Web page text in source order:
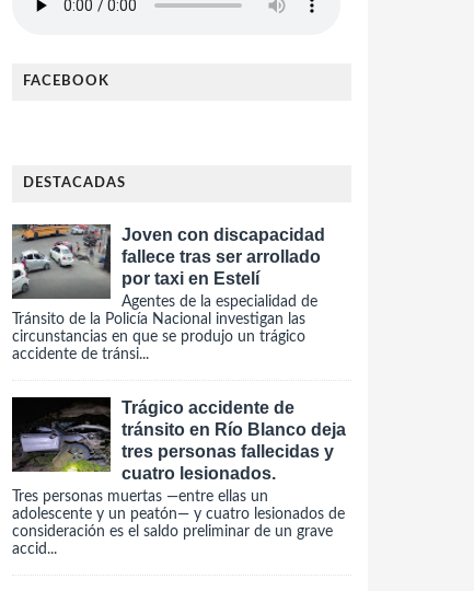
FACEBOOK
DESTACADAS
Joven con discapacidad
fallece tras ser arrollado
por taxi en Estelí
Agentes de la especialidad de
Tránsito de la Policía Nacional investigan las
circunstancias en que se produjo un trágico
accidente de tránsi...
Trágico accidente de
tránsito en Río Blanco deja
tres personas fallecidas y
cuatro lesionados.
Tres personas muertas —entre ellas un
adolescente y un peatón— y cuatro lesionados de
consideración es el saldo preliminar de un grave
accid...